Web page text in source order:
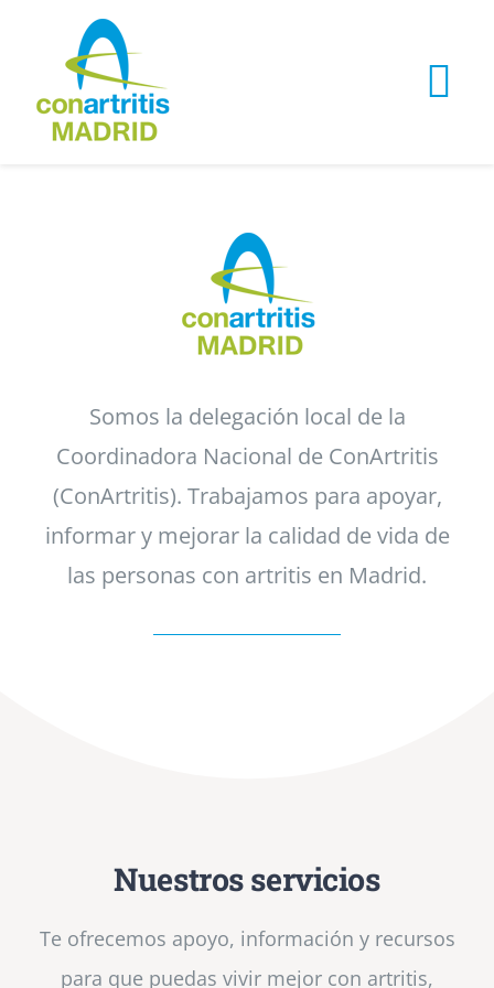
content
Somos la delegación local de la
Coordinadora Nacional de ConArtritis
(ConArtritis). Trabajamos para apoyar,
informar y mejorar la calidad de vida de
las personas con artritis en Madrid.
Nuestros servicios
Te ofrecemos apoyo, información y recursos
para que puedas vivir mejor con artritis,